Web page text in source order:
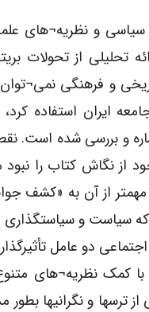
سیاسی و نظریه¬های
از تحولات
و فرهنگی
ایران استفاده کرد،
و بررسی شده است.
از نگاش کتاب را
از آن به «کشف
که سیاست و
دو عامل
کمک نظریه¬های
ترسها و نگرانیها بطور